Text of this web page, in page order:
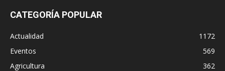
CATEGORÍA POPULAR
Actualidad
1172
Eventos
569
Agricultura
362